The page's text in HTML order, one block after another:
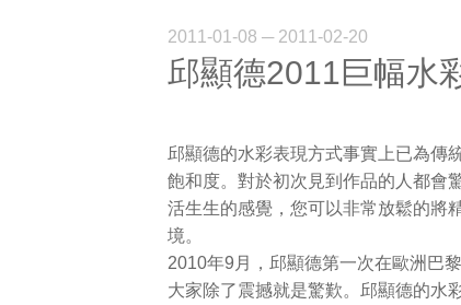
2011-01-08 ─ 2011-02-20
邱顯德2011巨幅水
邱顯德的水彩表現方式事實上已為傳
飽和度。對於初次見到作品的人都會
活生生的感覺，您可以非常放鬆的將
境。
2010年9月，邱顯德第一次在歐洲巴
大家除了震撼就是驚歎。邱顯德的水